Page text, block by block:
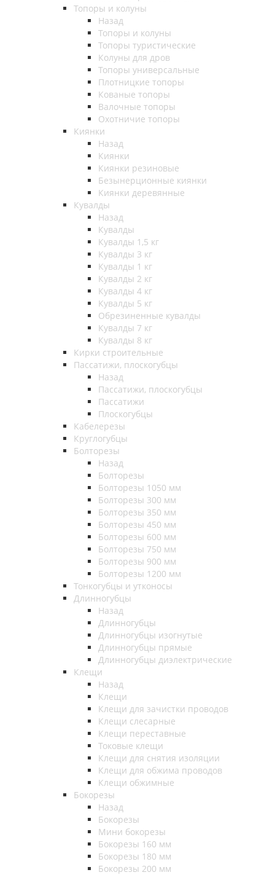
Топоры и колуны
Назад
Топоры и колуны
Топоры туристические
Колуны для дров
Топоры универсальные
Плотницкие топоры
Кованые топоры
Валочные топоры
Охотничие топоры
Киянки
Назад
Киянки
Киянки резиновые
Безынерционные киянки
Киянки деревянные
Кувалды
Назад
Кувалды
Кувалды 1,5 кг
Кувалды 3 кг
Кувалды 1 кг
Кувалды 2 кг
Кувалды 4 кг
Кувалды 5 кг
Обрезиненные кувалды
Кувалды 7 кг
Кувалды 8 кг
Кирки строительные
Пассатижи, плоскогубцы
Назад
Пассатижи, плоскогубцы
Пассатижи
Плоскогубцы
Кабелерезы
Круглогубцы
Болторезы
Назад
Болторезы
Болторезы 1050 мм
Болторезы 300 мм
Болторезы 350 мм
Болторезы 450 мм
Болторезы 600 мм
Болторезы 750 мм
Болторезы 900 мм
Болторезы 1200 мм
Тонкогубцы и утконосы
Длинногубцы
Назад
Длинногубцы
Длинногубцы изогнутые
Длинногубцы прямые
Длинногубцы диэлектрические
Клещи
Назад
Клещи
Клещи для зачистки проводов
Клещи слесарные
Клещи переставные
Токовые клещи
Клещи для снятия изоляции
Клещи для обжима проводов
Клещи обжимные
Бокорезы
Назад
Бокорезы
Мини бокорезы
Бокорезы 160 мм
Бокорезы 180 мм
Бокорезы 200 мм